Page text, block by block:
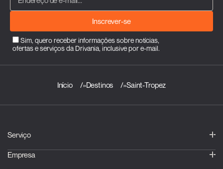
Inscrever-se
Sim, quero receber informações sobre notícias,
ofertas e serviços da Drivania, inclusive por e-mail.
Início »Destinos »Saint-Tropez
Serviço
Empresa